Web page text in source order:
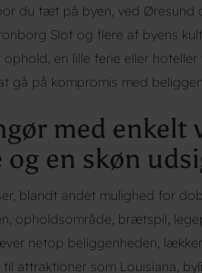
du tæt på byen, ved Øresund
Slot og flere af byens
en lille ferie eller
gå på kompromis med
med enkelt
en skøn
blandt andet mulighed for
opholdsområde, brætspil,
netop beliggenheden,
attraktioner som Louisiana,